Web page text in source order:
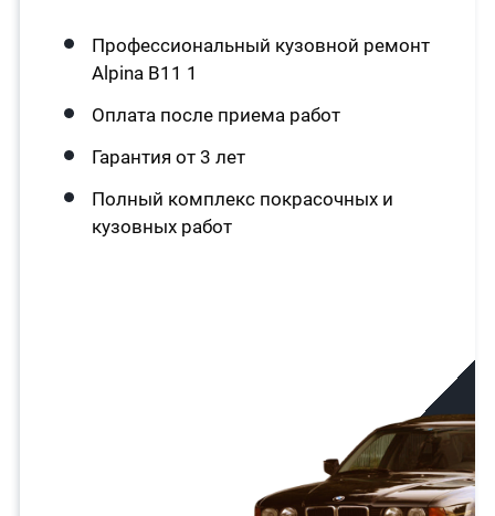
Профессиональный кузовной ремонт
Alpina B11 1
Оплата после приема работ
Гарантия от 3 лет
Полный комплекс покрасочных и
кузовных работ